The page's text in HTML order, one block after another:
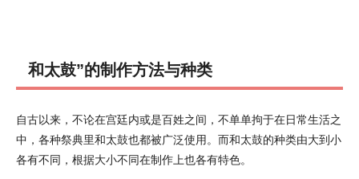
和太鼓”的制作方法与种类
自古以来，不论在宫廷内或是百姓之间，不单单拘于在日常生活之
中，各种祭典里和太鼓也都被广泛使用。而和太鼓的种类由大到小
各有不同，根据大小不同在制作上也各有特色。